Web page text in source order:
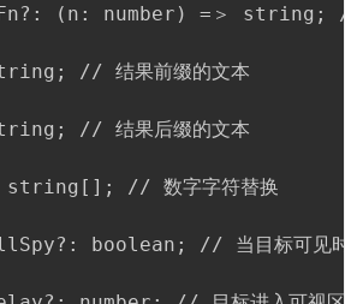
(n: number) =＞ string; //
// 结果前缀的文本
// 结果后缀的文本
// 数字字符替换
boolean; // 当目标可见时